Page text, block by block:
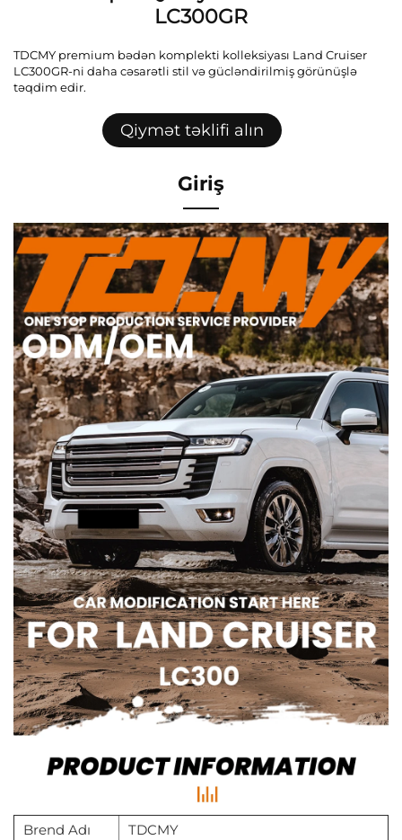
LC300GR
TDCMY premium bədən komplekti kolleksiyası Land Cruiser
LC300GR-ni daha cəsarətli stil və gücləndirilmiş görünüşlə
təqdim edir.
Qiymət təklifi alın
Giriş
Brend Adı
TDCMY